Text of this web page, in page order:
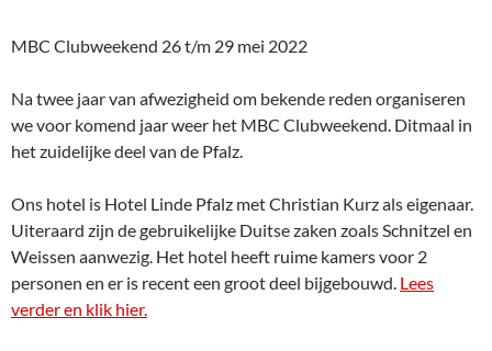
MBC Clubweekend 26 t/m 29 mei 2022
Na twee jaar van afwezigheid om bekende reden organiseren
we voor komend jaar weer het MBC Clubweekend. Ditmaal in
het zuidelijke deel van de Pfalz.
Ons hotel is Hotel Linde Pfalz met Christian Kurz als eigenaar.
Uiteraard zijn de gebruikelijke Duitse zaken zoals Schnitzel en
Weissen aanwezig. Het hotel heeft ruime kamers voor 2
personen en er is recent een groot deel bijgebouwd. Lees
verder en klik hier.